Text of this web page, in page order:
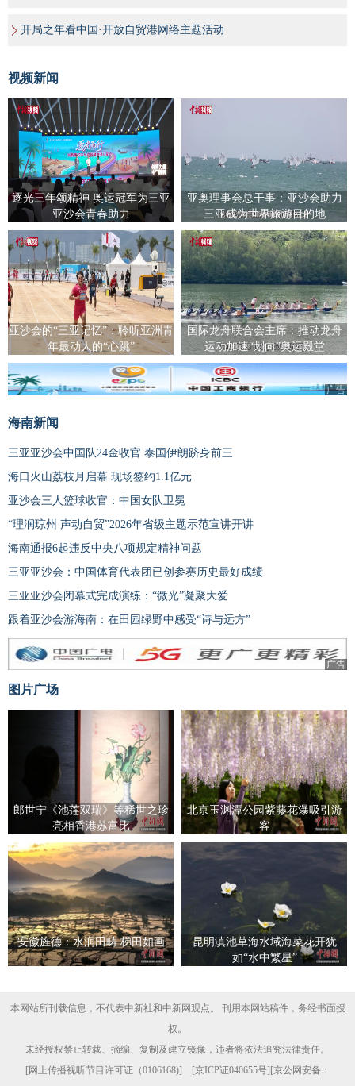
开局之年看中国·开放自贸港网络主题活动
视频新闻
逐光三年颂精神 奥运冠军为三亚
亚沙会青春助力
亚奥理事会总干事：亚沙会助力
三亚成为世界旅游目的地
亚沙会的“三亚记忆”：聆听亚洲青
年最动人的“心跳”
国际龙舟联合会主席：推动龙舟
运动加速“划向”奥运殿堂
广告
海南新闻
三亚亚沙会中国队24金收官 泰国伊朗跻身前三
海口火山荔枝月启幕 现场签约1.1亿元
亚沙会三人篮球收官：中国女队卫冕
“理润琼州 声动自贸”2026年省级主题示范宣讲开讲
海南通报6起违反中央八项规定精神问题
三亚亚沙会：中国体育代表团已创参赛历史最好成绩
三亚亚沙会闭幕式完成演练：“微光”凝聚大爱
跟着亚沙会游海南：在田园绿野中感受“诗与远方”
广告
图片广场
郎世宁《池莲双瑞》等稀世之珍
亮相香港苏富比
北京玉渊潭公园紫藤花瀑吸引游
客
安徽旌德：水润田畴 梯田如画
昆明滇池草海水域海菜花开犹
如“水中繁星”
本网站所刊载信息，不代表中新社和中新网观点。 刊用本网站稿件，务经书面授
权。
未经授权禁止转载、摘编、复制及建立镜像，违者将依法追究法律责任。
[网上传播视听节目许可证（0106168)] [京ICP证040655号][京公网安备：